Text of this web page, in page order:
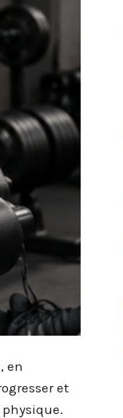
en
et